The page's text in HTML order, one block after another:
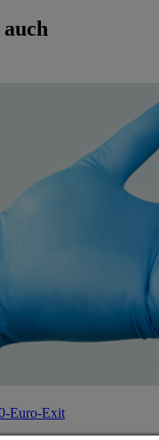
Euro-Exit